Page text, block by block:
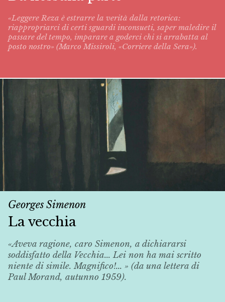
«Leggere Reza è estrarre la verità dalla retorica:
riappropriarci di certi sguardi inconsueti, saper maledire il
passare del tempo, imparare a goderci chi si arrabatta al
posto nostro» (Marco Missiroli, «Corriere della Sera»).
Georges Simenon
La vecchia
«Aveva ragione, caro Simenon, a dichiararsi
soddisfatto della Vecchia... Lei non ha mai scritto
niente di simile. Magnifico!... » (da una lettera di
Paul Morand, autunno 1959).